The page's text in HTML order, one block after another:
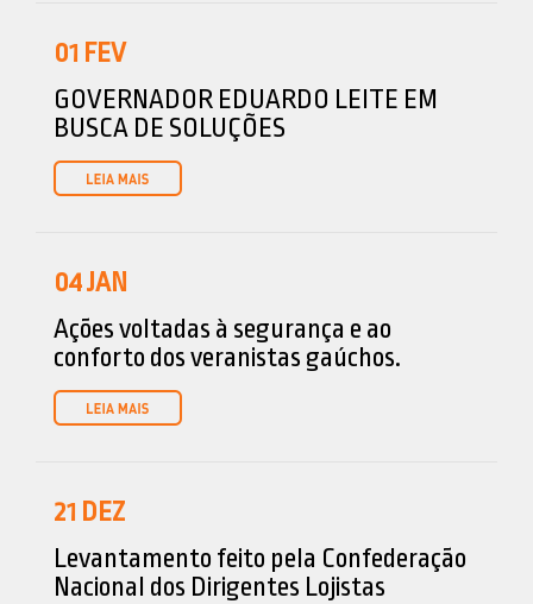
01 FEV
GOVERNADOR EDUARDO LEITE EM
BUSCA DE SOLUÇÕES
04JAN
Ações voltadas à segurança e ao
conforto dos veranistas gaúchos.
21 DEZ
Levantamento feito pela Confederação
Nacional dos Dirigentes Lojistas